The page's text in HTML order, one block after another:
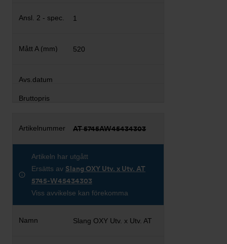
1
520
AT 5745AW45434303
Artikeln har utgått
Ersätts av Slang OXY Utv. x Utv. AT
5745-W45434303
Viss avvikelse kan förekomma
Slang OXY Utv. x Utv. AT